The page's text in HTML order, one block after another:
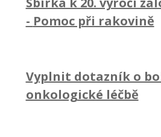
- Pomoc při rakovině
Vyplnit dotazník o
onkologické léčbě